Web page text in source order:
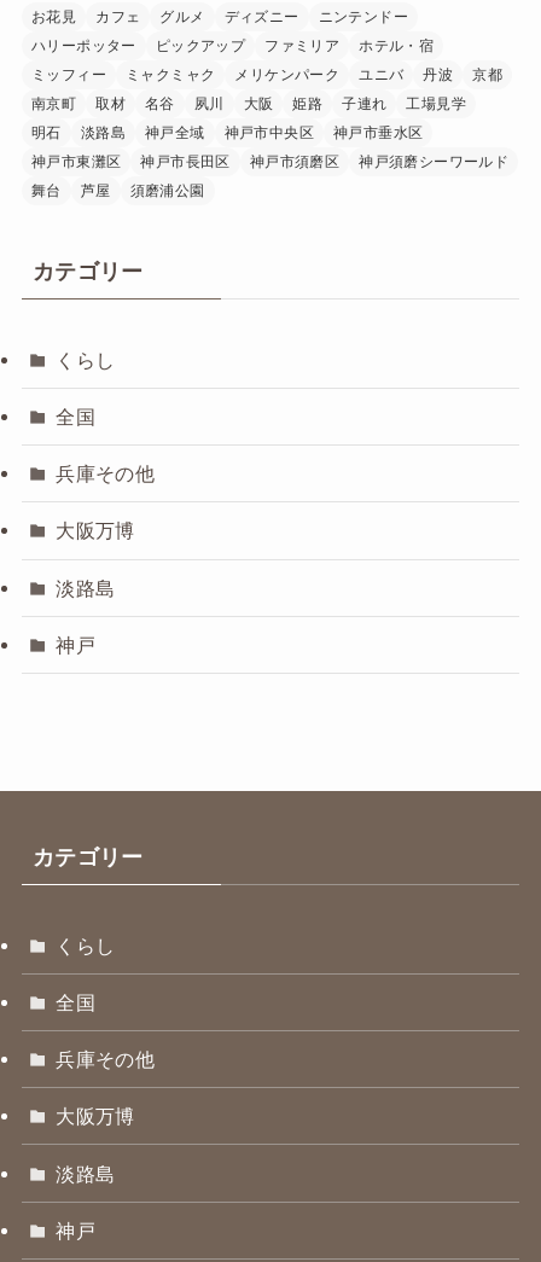
お花見 カフェ グルメ ディズニー
ニンテンドー
ハリーポッター
ピックアップ ファミリア
ホテル・宿
ミッフィー
ミャクミャク メリケンパーク ユニバ 丹波
京都
南京町
取材 名谷 夙川 大阪 姫路 子連れ
工場見学
明石
淡路島 神戸全域 神戸市中央区
神戸市垂水区
神戸市東灘区
神戸市長田区 神戸市須磨区
神戸須磨シーワールド
舞台
芦屋 須磨浦公園
カテゴリー
くらし
全国
兵庫その他
大阪万博
淡路島
神戸
カテゴリー
くらし
全国
兵庫その他
大阪万博
淡路島
神戸